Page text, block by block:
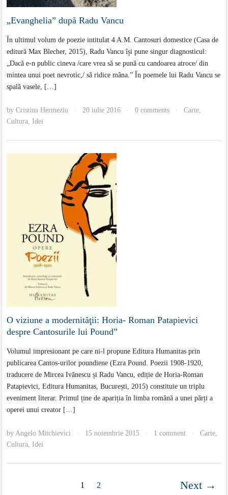
„Evanghelia” după Radu Vancu
În ultimul volum de poezie intitulat 4 A.M. Cantosuri domestice (Casa de
editură Max Blecher, 2015), Radu Vancu își pune singur diagnosticul:
„Dacă e-n public cineva /care vrea să se pună cu candoarea atroce/ din
mintea unui poet nevrotic,/ să ridice mâna.” În poemele lui Radu Vancu se
spală vasele, […]
byCristina Hermeziu · 20 iulie 2016 · 0 comments · Carte,
Cultura, Idei
O viziune a modernităţii: Horia- Roman Patapievici
despre Cantosurile lui Pound”
Volumul impresionant pe care ni-l propune Editura Humanitas prin
publicarea Cantos-urilor poundiene (Ezra Pound. Poezii 1908-1920,
traducere de Mircea Ivănescu și Radu Vancu, ediție de Horia-Roman
Patapievici, Editura Humanitas, București, 2015) constituie un triplu
eveniment literar. Primul ține de apariția în limba română a unei părți a
operei unui creator […]
byAngelo Mitchievici · 15 noiembrie 2015 · 1 comment · Carte,
Cultura, Idei
1 2 Next →